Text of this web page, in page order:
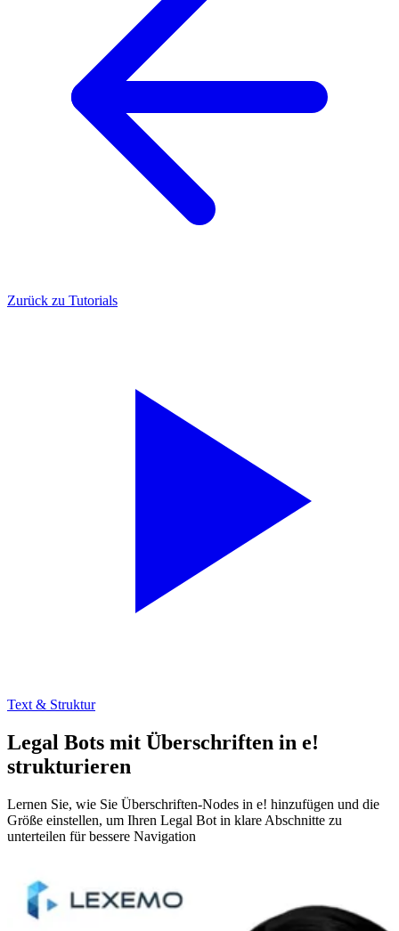
Zurück zu Tutorials
Text & Struktur
Legal Bots mit Überschriften in e!
strukturieren
Lernen Sie, wie Sie Überschriften-Nodes in e! hinzufügen und die
Größe einstellen, um Ihren Legal Bot in klare Abschnitte zu
unterteilen für bessere Navigation